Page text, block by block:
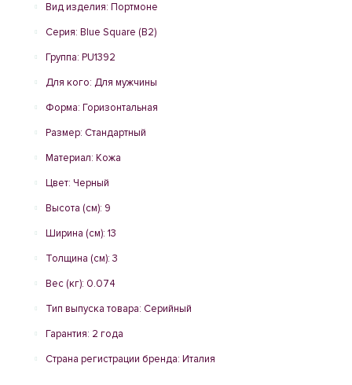
Вид изделия: Портмоне
Серия: Blue Square (B2)
Группа: PU1392
Для кого: Для мужчины
Форма: Горизонтальная
Размер: Стандартный
Материал: Кожа
Цвет: Черный
Высота (см): 9
Ширина (см): 13
Толщина (см): 3
Вес (кг): 0.074
Тип выпуска товара: Серийный
Гарантия: 2 года
Страна регистрации бренда: Италия